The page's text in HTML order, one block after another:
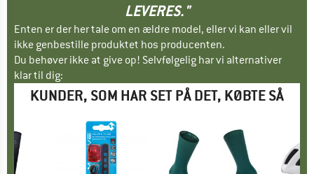
LEVERES."
Enten er der her tale om en ældre model, eller vi kan eller vil
ikke genbestille produktet hos producenten.
Du behøver ikke at give op! Selvfølgelig har vi alternativer
klar til dig:
KUNDER, SOM HAR SET PÅ DET, KØBTE SÅ